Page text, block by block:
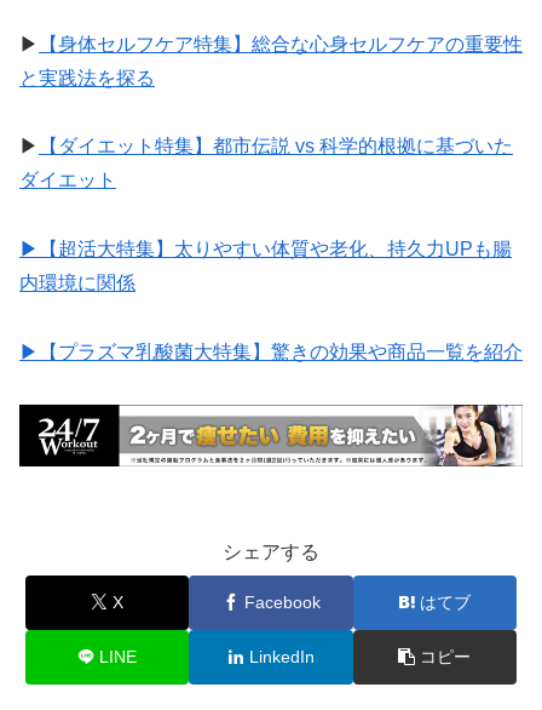
▶︎
【身体セルフケア特集】総合な心身セルフケアの重要性
と実践法を探る
▶︎
【ダイエット特集】都市伝説 vs 科学的根拠に基づいた
ダイエット
▶︎【超活大特集】太りやすい体質や老化、持久力UPも腸
内環境に関係
▶︎【プラズマ乳酸菌大特集】驚きの効果や商品一覧を紹介
シェアする
X Facebook はてブ
LINE LinkedIn コピー